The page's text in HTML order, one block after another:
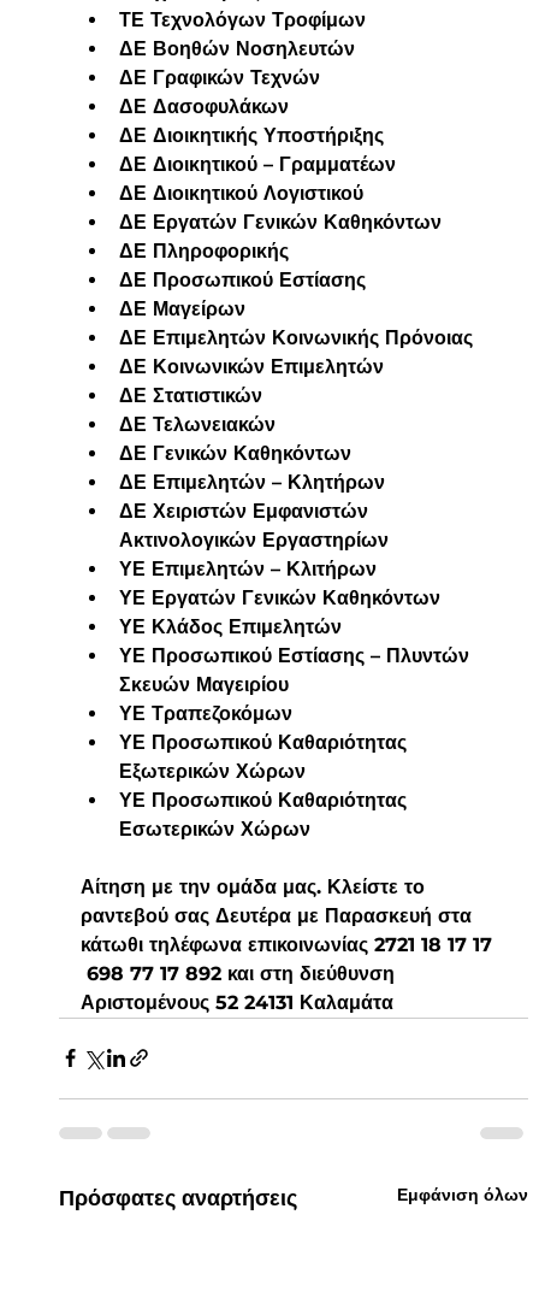
ΤΕ Τεχνολόγων Τροφίμων
ΔΕ Βοηθών Νοσηλευτών
ΔΕ Γραφικών Τεχνών
ΔΕ Δασοφυλάκων
ΔΕ Διοικητικής Υποστήριξης
ΔΕ Διοικητικού – Γραμματέων
ΔΕ Διοικητικού Λογιστικού
ΔΕ Εργατών Γενικών Καθηκόντων
ΔΕ Πληροφορικής
ΔΕ Προσωπικού Εστίασης
ΔΕ Μαγείρων
ΔΕ Επιμελητών Κοινωνικής Πρόνοιας
ΔΕ Κοινωνικών Επιμελητών
ΔΕ Στατιστικών
ΔΕ Τελωνειακών
ΔΕ Γενικών Καθηκόντων
ΔΕ Επιμελητών – Κλητήρων
ΔΕ Χειριστών Εμφανιστών
Ακτινολογικών Εργαστηρίων
ΥΕ Επιμελητών – Κλιτήρων
ΥΕ Εργατών Γενικών Καθηκόντων
ΥΕ Κλάδος Επιμελητών
ΥΕ Προσωπικού Εστίασης – Πλυντών
Σκευών Μαγειρίου
ΥΕ Τραπεζοκόμων
ΥΕ Προσωπικού Καθαριότητας
Εξωτερικών Χώρων
ΥΕ Προσωπικού Καθαριότητας
Εσωτερικών Χώρων
Αίτηση με την ομάδα μας. Κλείστε το
ραντεβού σας Δευτέρα με Παρασκευή στα
κάτωθι τηλέφωνα επικοινωνίας 2721 18 17 17
698 77 17 892 και στη διεύθυνση
Αριστομένους 52 24131 Καλαμάτα
Πρόσφατες αναρτήσεις Εμφάνιση όλων